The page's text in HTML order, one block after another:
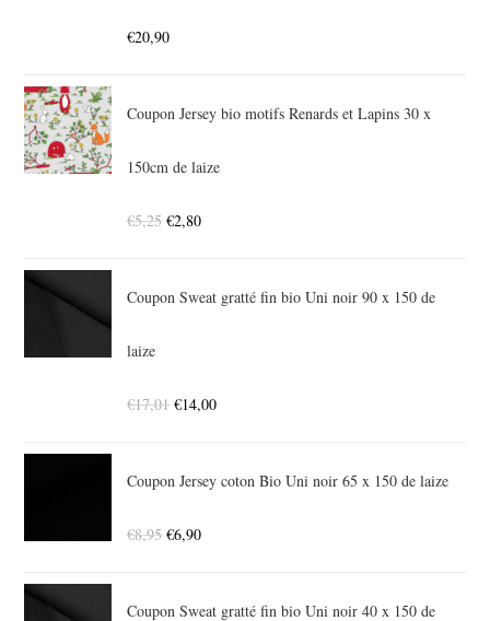
€20,90
Coupon Jersey bio motifs Renards et Lapins 30 x
150cm de laize
€5,25 €2,80
Coupon Sweat gratté fin bio Uni noir 90 x 150 de
laize
€17,01 €14,00
Coupon Jersey coton Bio Uni noir 65 x 150 de laize
€8,95 €6,90
Coupon Sweat gratté fin bio Uni noir 40 x 150 de